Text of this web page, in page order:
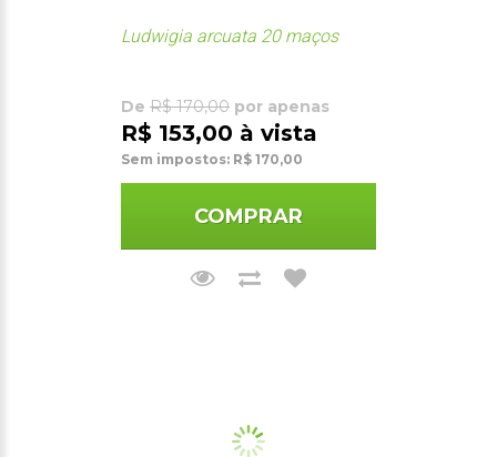
Ludwigia arcuata 20 maços
De R$ 170,00 por apenas
R$ 153,00 à vista
Sem impostos: R$ 170,00
COMPRAR